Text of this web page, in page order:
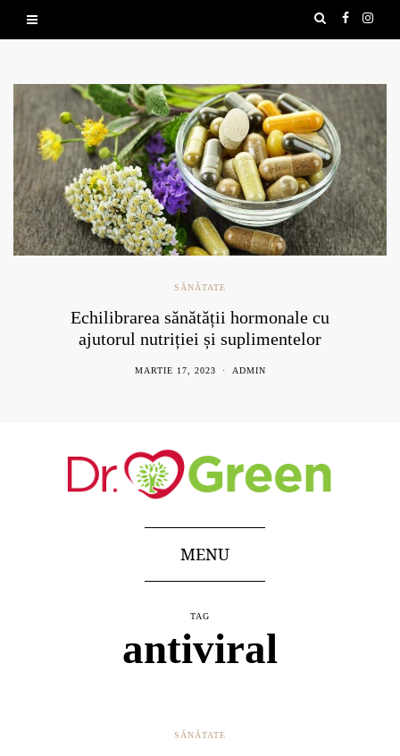
SĂNĂTATE
Echilibrarea sănătății hormonale cu
ajutorul nutriției și suplimentelor
MARTIE 17, 2023 ADMIN
MENU
TAG
antiviral
SĂNĂTATE